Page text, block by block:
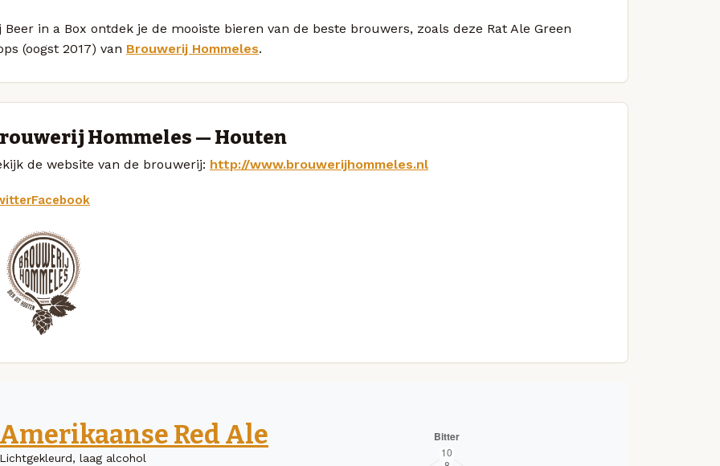
Beer in a Box ontdek je de mooiste bieren van de beste brouwers, zoals deze Rat Ale Green
(oogst 2017) van Brouwerij Hommeles.
Hommeles — Houten
de website van de brouwerij: http://www.brouwerijhommeles.nl
Facebook
Amerikaanse Red Ale
Lichtgekleurd, laag alcohol